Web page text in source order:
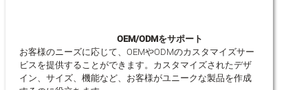
OEM/ODMをサポート
お客様のニーズに応じて、OEMやODMのカスタマイズサー
ビスを提供することができます。カスタマイズされたデザ
イン、サイズ、機能など、お客様がユニークな製品を作成